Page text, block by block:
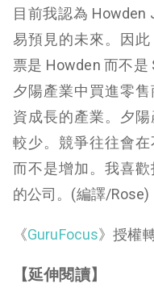
目前我認為 Howden
易預見的未來。因
票是 Howden 而不
夕陽產業中買進零
資成長的產業。夕
較少。競爭往往會在
而不是增加。我喜
的公司。(編譯/Rose)
《GuruFocus》授權
【延伸閱讀】